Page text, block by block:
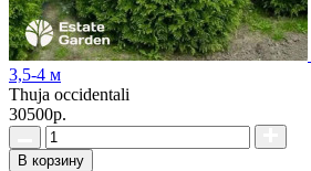
3,5-4 м
Thuja occidentali
30500р.
В корзину